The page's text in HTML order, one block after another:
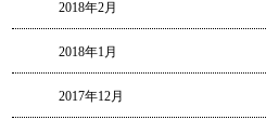
2018年2月
2018年1月
2017年12月